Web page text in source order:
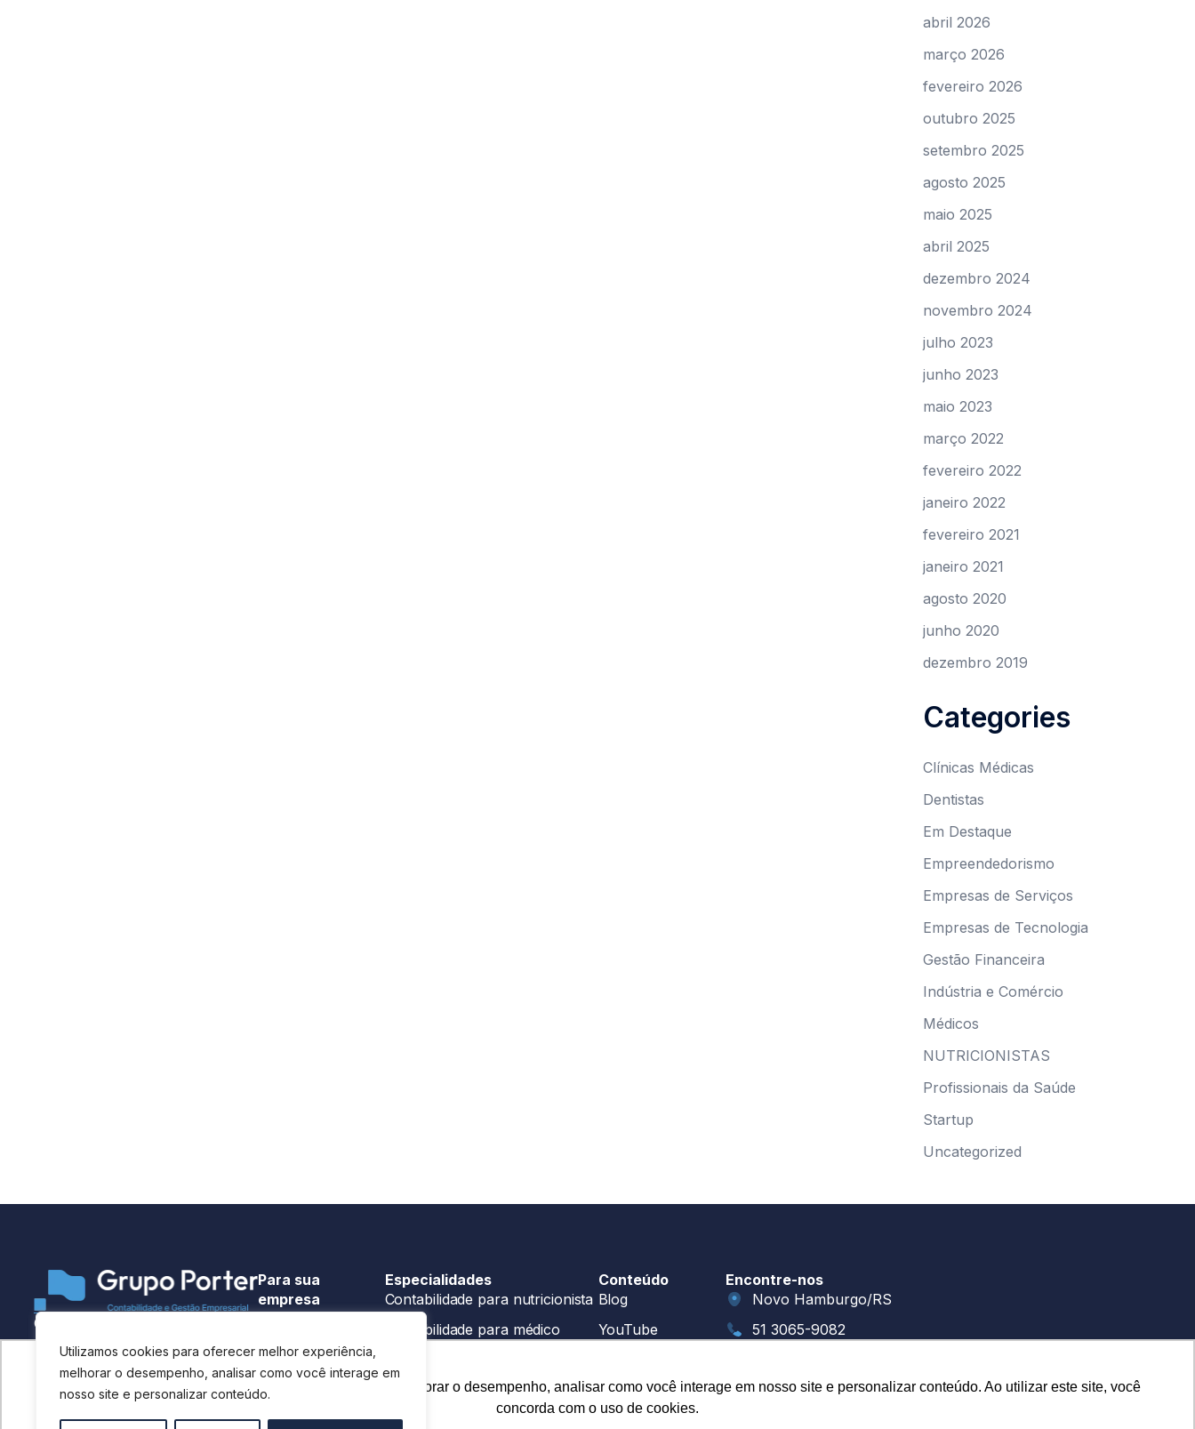
Utilizamos cookies para oferecer melhor experiência, melhorar o desempenho, analisar como você interage em nosso site e personalizar conteúdo. Ao utilizar este site, você
concorda com o uso de cookies.
Utilizamos cookies para oferecer melhor experiência,
melhorar o desempenho, analisar como você interage em
nosso site e personalizar conteúdo.
abril 2026
março 2026
fevereiro 2026
outubro 2025
setembro 2025
agosto 2025
maio 2025
abril 2025
dezembro 2024
novembro 2024
julho 2023
junho 2023
maio 2023
março 2022
fevereiro 2022
janeiro 2022
fevereiro 2021
janeiro 2021
agosto 2020
junho 2020
dezembro 2019
Categories
Clínicas Médicas
Dentistas
Em Destaque
Empreendedorismo
Empresas de Serviços
Empresas de Tecnologia
Gestão Financeira
Indústria e Comércio
Médicos
NUTRICIONISTAS
Profissionais da Saúde
Startup
Uncategorized
O Grupo Porter oferece
soluções contábeis, financeiras
e consultivas para ajudar
empresas a crescerem de forma
estratégica e eficiente.
Para sua
empresa
Contrate
Ecossistema
Especialidades
Contabilidade para nutricionista
Contabilidade para médico
Contabilidade para clínicas
Gestão financeira para pessoa
Conteúdo
Blog
YouTube
Nutri Regular
Encontre-nos
Novo Hamburgo/RS
51 3065-9082
oi@grupoporter.com.br